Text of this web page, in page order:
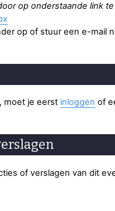
op onderstaande link
op of stuur een e-mail
moet je eerst inloggen of
of verslagen van dit